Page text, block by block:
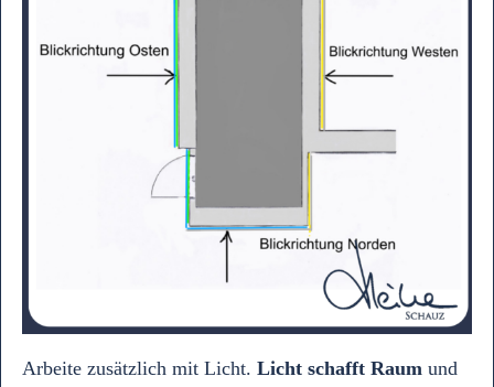
Arbeite zusätzlich mit Licht. Licht schafft Raum und